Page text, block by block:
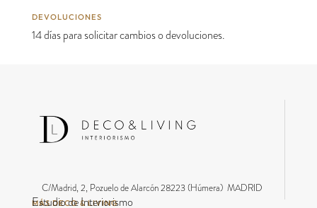
DEVOLUCIONES
14 días para solicitar cambios o devoluciones.
C/Madrid, 2, Pozuelo de Alarcón 28223 (Húmera) MADRID
MÁS DECO & LIVING
Estudio de Interiorismo